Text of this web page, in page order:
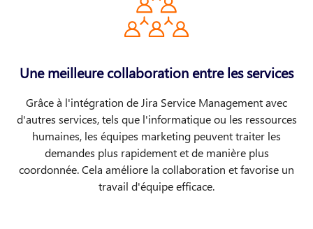
Une meilleure collaboration entre les services
Grâce à l'intégration de Jira Service Management avec
d'autres services, tels que l'informatique ou les ressources
humaines, les équipes marketing peuvent traiter les
demandes plus rapidement et de manière plus
coordonnée. Cela améliore la collaboration et favorise un
travail d'équipe efficace.